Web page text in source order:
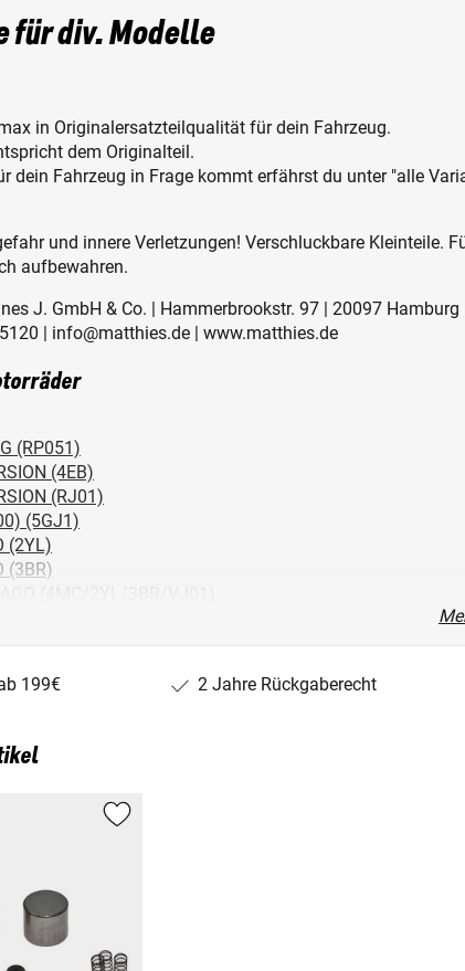
für div. Modelle
in Originalersatzteilqualität für dein Fahrzeug.
dem Originalteil.
dein Fahrzeug in Frage kommt erfährst du unter "alle
und innere Verletzungen! Verschluckbare Kleinteile.
aufbewahren.
J. GmbH & Co. | Hammerbrookstr. 97 | 20097 Hamburg |
| info@matthies.de | www.matthies.de
(RP051)
(4EB)
(RJ01)
(5GJ1)
(2YL)
(3BR)
CLASSIC (VM02/03/04)
(4LX)
125)
200ST)
199€ 2 Jahre Rückgaberecht